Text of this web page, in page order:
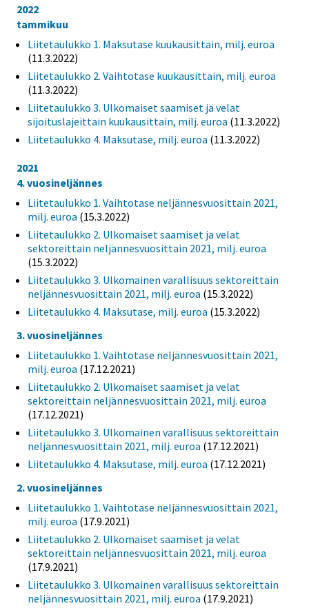
2022
tammikuu
Liitetaulukko 1. Maksutase kuukausittain, milj. euroa
(11.3.2022)
Liitetaulukko 2. Vaihtotase kuukausittain, milj. euroa
(11.3.2022)
Liitetaulukko 3. Ulkomaiset saamiset ja velat
sijoituslajeittain kuukausittain, milj. euroa (11.3.2022)
Liitetaulukko 4. Maksutase, milj. euroa (11.3.2022)
2021
4. vuosineljännes
Liitetaulukko 1. Vaihtotase neljännesvuosittain 2021,
milj. euroa (15.3.2022)
Liitetaulukko 2. Ulkomaiset saamiset ja velat
sektoreittain neljännesvuosittain 2021, milj. euroa
(15.3.2022)
Liitetaulukko 3. Ulkomainen varallisuus sektoreittain
neljännesvuosittain 2021, milj. euroa (15.3.2022)
Liitetaulukko 4. Maksutase, milj. euroa (15.3.2022)
3. vuosineljännes
Liitetaulukko 1. Vaihtotase neljännesvuosittain 2021,
milj. euroa (17.12.2021)
Liitetaulukko 2. Ulkomaiset saamiset ja velat
sektoreittain neljännesvuosittain 2021, milj. euroa
(17.12.2021)
Liitetaulukko 3. Ulkomainen varallisuus sektoreittain
neljännesvuosittain 2021, milj. euroa (17.12.2021)
Liitetaulukko 4. Maksutase, milj. euroa (17.12.2021)
2. vuosineljännes
Liitetaulukko 1. Vaihtotase neljännesvuosittain 2021,
milj. euroa (17.9.2021)
Liitetaulukko 2. Ulkomaiset saamiset ja velat
sektoreittain neljännesvuosittain 2021, milj. euroa
(17.9.2021)
Liitetaulukko 3. Ulkomainen varallisuus sektoreittain
neljännesvuosittain 2021, milj. euroa (17.9.2021)